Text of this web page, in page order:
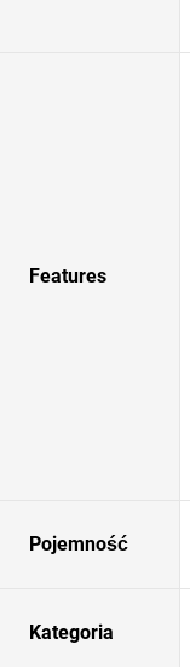
Features
Pojemność
Kategoria